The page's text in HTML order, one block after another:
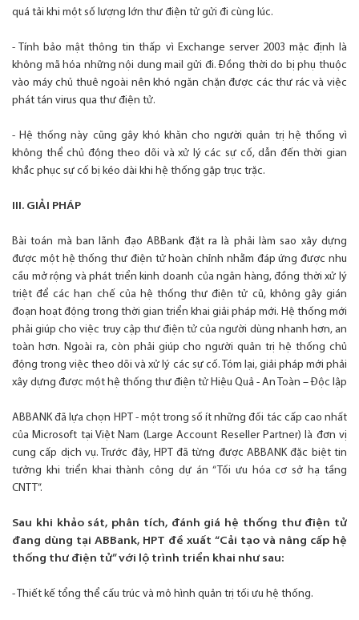
quá tải khi một số lượng lớn thư điện tử gửi đi cùng lúc.
- Tính bảo mật thông tin thấp vì Exchange server 2003 mặc định là
không mã hóa những nội dung mail gửi đi. Đồng thời do bị phụ thuộc
vào máy chủ thuê ngoài nên khó ngăn chặn được các thư rác và việc
phát tán virus qua thư điện tử.
- Hệ thống này cũng gây khó khăn cho người quản trị hệ thống vì
không thể chủ động theo dõi và xử lý các sự cố, dẫn đến thời gian
khắc phục sự cố bị kéo dài khi hệ thống gặp trục trặc.
III. GIẢI PHÁP
Bài toán mà ban lãnh đạo ABBank đặt ra là phải làm sao xây dựng
được một hệ thống thư điện tử hoàn chỉnh nhằm đáp ứng được nhu
cầu mở rộng và phát triển kinh doanh của ngân hàng, đồng thời xử lý
triệt để các hạn chế của hệ thống thư điện tử cũ, không gây gián
đoạn hoạt động trong thời gian triển khai giải pháp mới. Hệ thống mới
phải giúp cho việc truy cập thư điện tử của người dùng nhanh hơn, an
toàn hơn. Ngoài ra, còn phải giúp cho người quản trị hệ thống chủ
động trong việc theo dõi và xử lý các sự cố. Tóm lại, giải pháp mới phải
xây dựng được một hệ thống thư điện tử Hiệu Quả - An Toàn – Độc lập
ABBANK đã lựa chọn HPT - một trong số ít những đối tác cấp cao nhất
của Microsoft tại Việt Nam (Large Account Reseller Partner) là đơn vị
cung cấp dịch vụ. Trước đây, HPT đã từng được ABBANK đặc biệt tin
tưởng khi triển khai thành công dự án “Tối ưu hóa cơ sở hạ tầng
CNTT”.
Sau khi khảo sát, phân tích, đánh giá hệ thống thư điện tử
đang dùng tại ABBank, HPT đề xuất “Cải tạo và nâng cấp hệ
thống thư điện tử” với lộ trình triển khai như sau:
- Thiết kế tổng thể cấu trúc và mô hình quản trị tối ưu hệ thống.